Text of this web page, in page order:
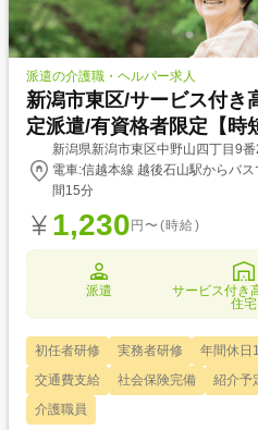
派遣の介護職・ヘルパー求人
新潟市東区/サービス付き
定派遣/有資格者限定【時
新潟県新潟市東区中野山四丁目9
電車:信越本線 越後石山駅からバ
間15分
1,230 円〜(時給)
派遣
サービス付き
住宅
初任者研修 実務者研修 年間休日
交通費支給
社会保険完備 紹介予
介護職員